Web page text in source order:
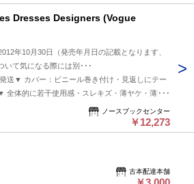
Dresses Designers (Vogue
年10月30日（発売年月日の記載となります、
いて気になる際には別･･･
送▼ カバー：ビニール巻き付け・見返しにテー
全体的に若干使用感・スレキズ・薄ヤケ・薄汚
ノースブックセンター
￥12,273
古本配達本舗